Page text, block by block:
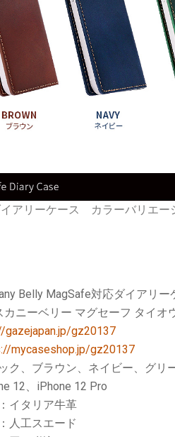
アリーケース カラーバリエー
対応ダイアリー
グセーフ タイオウ ダ
gazejapan.jp/gz20137
mycaseshop.jp/gz20137
ブラウン、ネイビー、グリ
iPhone 12 Pro
ア牛革
ード